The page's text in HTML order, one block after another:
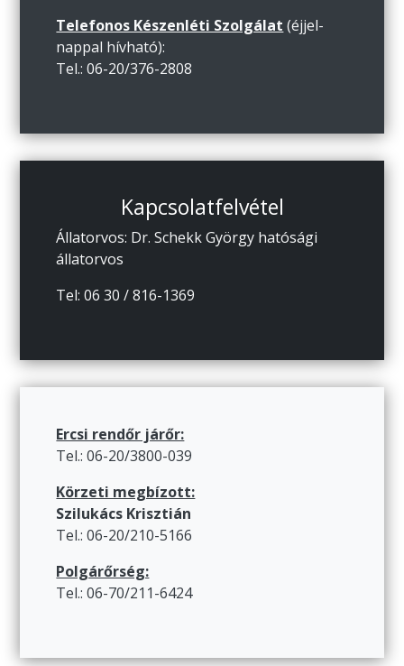
Telefonos Készenléti Szolgálat (éjjel-
nappal hívható):
Tel.: 06-20/376-2808
Kapcsolatfelvétel
Állatorvos: Dr. Schekk György hatósági
állatorvos
Tel: 06 30 / 816-1369
Ercsi rendőr járőr:
Tel.: 06-20/3800-039
Körzeti megbízott:
Szilukács Krisztián
Tel.: 06-20/210-5166
Polgárőrség:
Tel.: 06-70/211-6424